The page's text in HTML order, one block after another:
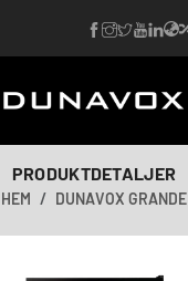
PRODUKTDETALJER
HEM DUNAVOX GRANDE